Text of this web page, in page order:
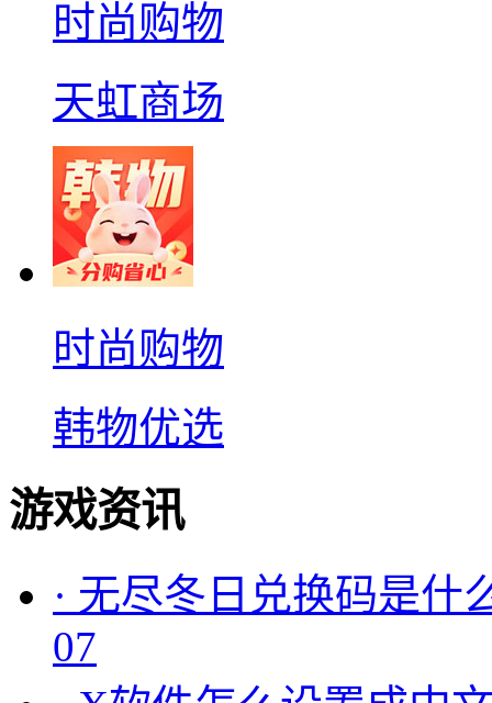
时尚购物
天虹商场
时尚购物
韩物优选
游戏资讯
· 无尽冬日兑换码是什
07